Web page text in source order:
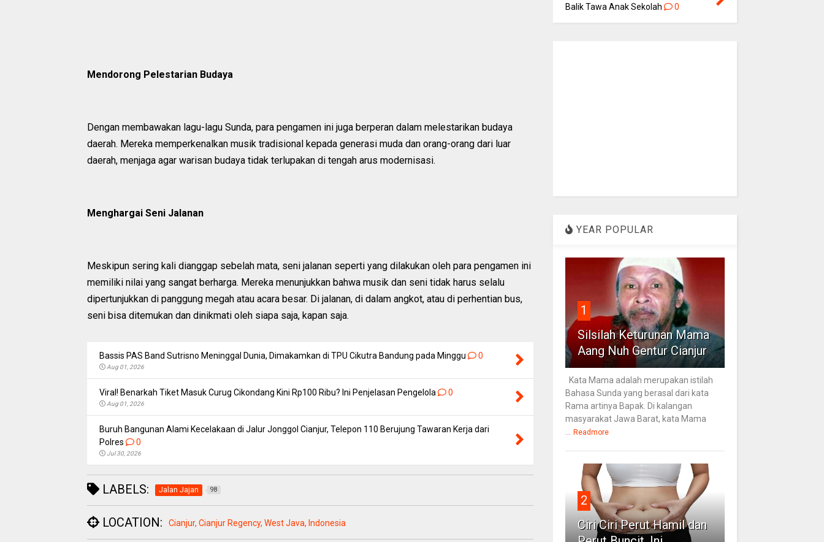
Mendorong Pelestarian Budaya
Dengan membawakan lagu-lagu Sunda, para pengamen ini juga berperan dalam melestarikan budaya
daerah. Mereka memperkenalkan musik tradisional kepada generasi muda dan orang-orang dari luar
daerah, menjaga agar warisan budaya tidak terlupakan di tengah arus modernisasi.
Menghargai Seni Jalanan
Meskipun sering kali dianggap sebelah mata, seni jalanan seperti yang dilakukan oleh para pengamen ini
memiliki nilai yang sangat berharga. Mereka menunjukkan bahwa musik dan seni tidak harus selalu
dipertunjukkan di panggung megah atau acara besar. Di jalanan, di dalam angkot, atau di perhentian bus,
seni bisa ditemukan dan dinikmati oleh siapa saja, kapan saja.
Bassis PAS Band Sutrisno Meninggal Dunia, Dimakamkan di TPU Cikutra Bandung pada Minggu 0
Aug 01, 2026
Viral! Benarkah Tiket Masuk Curug Cikondang Kini Rp100 Ribu? Ini Penjelasan Pengelola 0
Aug 01, 2026
Buruh Bangunan Alami Kecelakaan di Jalur Jonggol Cianjur, Telepon 110 Berujung Tawaran Kerja dari
Polres
0
Jul 30, 2026
LABELS: Jalan Jajan 98
LOCATION: Cianjur, Cianjur Regency, West Java, Indonesia
Balik Tawa Anak Sekolah
0
YEAR POPULAR
1
Silsilah Keturunan Mama
Aang Nuh Gentur Cianjur
Kata Mama adalah merupakan istilah
Bahasa Sunda yang berasal dari kata
Rama artinya Bapak. Di kalangan
masyarakat Jawa Barat, kata Mama
... Readmore
2
Ciri Ciri Perut Hamil dan